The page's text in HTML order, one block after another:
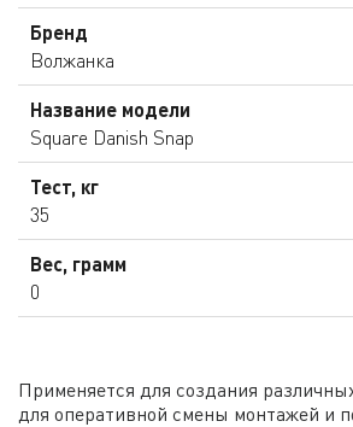
Бренд
Волжанка
Название модели
Square Danish Snap
Тест, кг
35
Вес, грамм
0
Применяется для создания
для оперативной смены монтажей и